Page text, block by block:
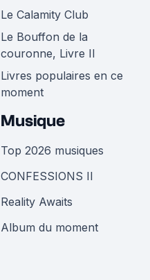
Le Calamity Club
Le Bouffon de la
couronne, Livre II
Livres populaires en ce
moment
Musique
Top 2026 musiques
CONFESSIONS II
Reality Awaits
Album du moment